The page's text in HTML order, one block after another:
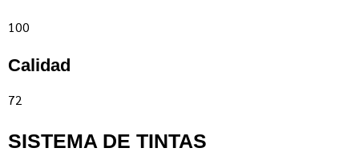
100
Calidad
72
SISTEMA DE TINTAS